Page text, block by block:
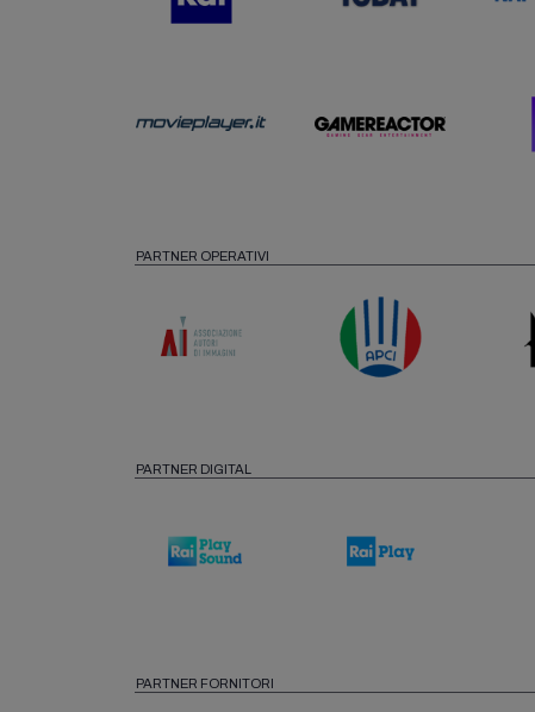
PARTNER OPERATIVI
PARTNER DIGITAL
PARTNER FORNITORI